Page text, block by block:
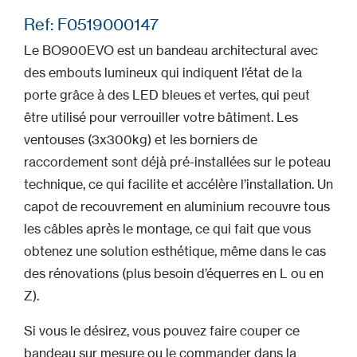
Ref: F0519000147
Le BO900EVO est un bandeau architectural avec
des embouts lumineux qui indiquent l’état de la
porte grâce à des LED bleues et vertes, qui peut
être utilisé pour verrouiller votre bâtiment. Les
ventouses (3x300kg) et les borniers de
raccordement sont déjà pré-installées sur le poteau
technique, ce qui facilite et accélère l’installation. Un
capot de recouvrement en aluminium recouvre tous
les câbles après le montage, ce qui fait que vous
obtenez une solution esthétique, même dans le cas
des rénovations (plus besoin d’équerres en L ou en
Z).
Si vous le désirez, vous pouvez faire couper ce
bandeau sur mesure ou le commander dans la